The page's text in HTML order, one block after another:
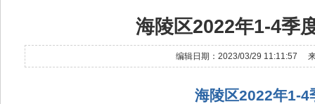
海陵区2022年1-4季
编辑日期：2023/03/29 11:11:57
海陵区2022年1-4